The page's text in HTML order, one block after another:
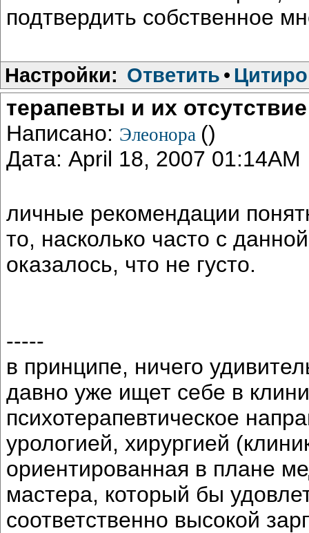
подтвердить собственное
Настройки: Ответить •
терапевты и их отсутствие
Написано: Элеонора ()
Дата: April 18, 2007 01:14AM
личные рекомендации
то, насколько часто с
оказалось, что не густо.
-----
в принципе, ничего
давно уже ищет себе в
психотерапевтическое
урологией, хирургией
ориентированная в плане
мастера, который бы
соответственно высокой